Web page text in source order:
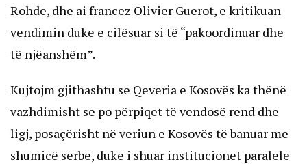
Rohde, dhe ai francez Olivier Guerot, e kritikuan
vendimin duke e cilësuar si të “pakoordinuar dhe
të njëanshëm”.
Kujtojm gjithashtu se Qeveria e Kosovës ka thënë
vazhdimisht se po përpiqet të vendosë rend dhe
ligj, posaçërisht në veriun e Kosovës të banuar me
shumicë serbe, duke i shuar institucionet paralele